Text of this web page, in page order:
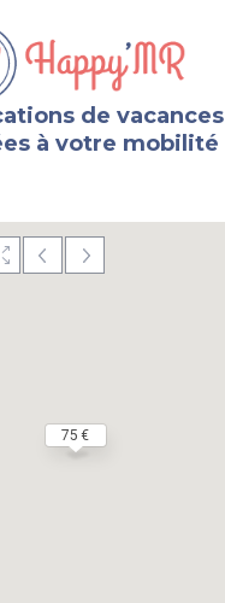
de vacances
à votre mobilité
75 €